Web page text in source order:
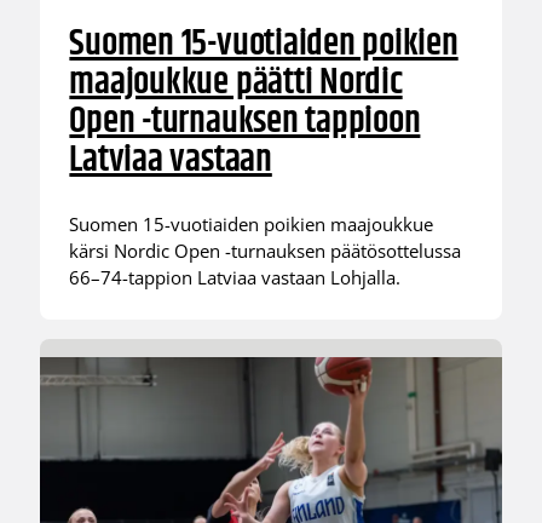
Suomen 15-vuotiaiden poikien
maajoukkue päätti Nordic
Open -turnauksen tappioon
Latviaa vastaan
Suomen 15-vuotiaiden poikien maajoukkue
kärsi Nordic Open -turnauksen päätösottelussa
66–74-tappion Latviaa vastaan Lohjalla.